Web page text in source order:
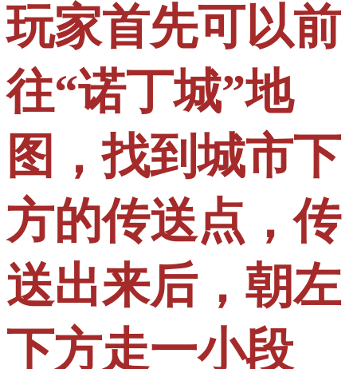
玩家首先可以前
往“诺丁城”地
图，找到城市下
方的传送点，传
送出来后，朝左
下方走一小段